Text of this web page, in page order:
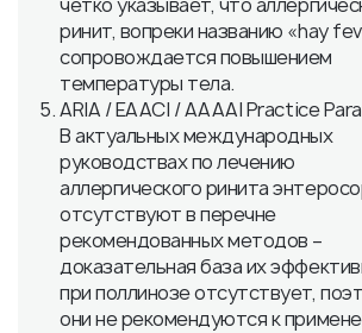
ринит, вопреки названию «hay
сопровождается повышением
температуры тела.
ARIA / EAACI / AAAAI Practice
В актуальных международных
руководствах по лечению
аллергического ринита
отсутствуют в перечне
рекомендованных методов –
доказательная база их
при поллинозе отсутствует,
они не рекомендуются к